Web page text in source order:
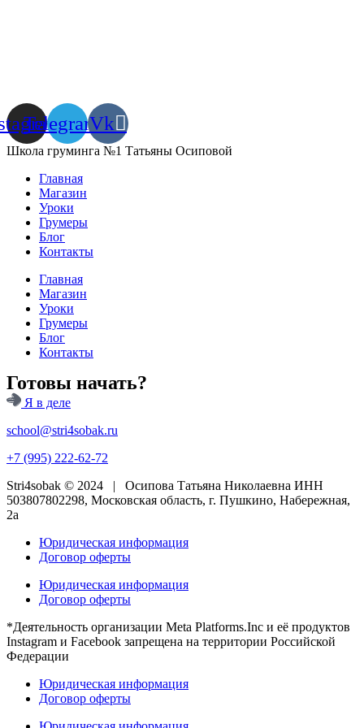
TelegramVk
Школа груминга №1 Татьяны Осиповой
Главная
Магазин
Уроки
Грумеры
Блог
Контакты
Главная
Магазин
Уроки
Грумеры
Блог
Контакты
Готовы начать?
Я в деле
school@stri4sobak.ru
+7 (995) 222-62-72
Stri4sobak © 2024 | Осипова Татьяна Николаевна ИНН
503807802298, Московская область, г. Пушкино, Набережная,
2а
Юридическая информация
Договор оферты
Юридическая информация
Договор оферты
*Деятельность организации Meta Platforms.Inc и её продуктов
Instagram и Facebook запрещена на территории Российской
Федерации
Юридическая информация
Договор оферты